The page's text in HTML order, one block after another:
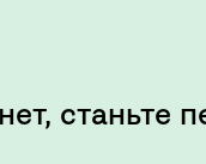
станьте